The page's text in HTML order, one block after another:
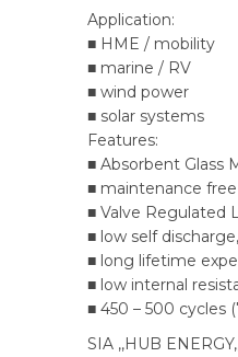
Application:
■ HME / mobility
■ marine / RV
■ wind power
■ solar systems
Features:
■ Absorbent Glass
■ maintenance
■ Valve Regulated
■ low self
■ long lifetime
■ low internal
■ 450 – 500 cycles
SIA ,,HUB